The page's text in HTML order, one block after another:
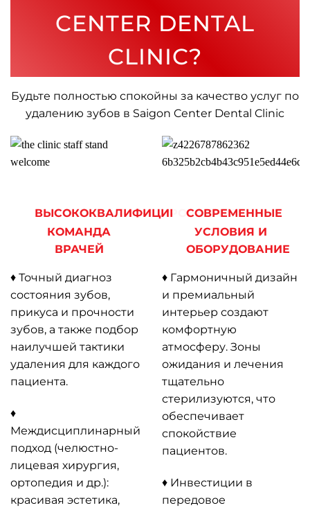
CENTER DENTAL
CLINIC?
Будьте полностью спокойны за качество услуг по
удалению зубов в Saigon Center Dental Clinic
ВЫСОКОКВАЛИФИЦИРОВАННАЯ
КОМАНДА
ВРАЧЕЙ
♦ Точный диагноз
состояния зубов,
прикуса и прочности
зубов, а также подбор
наилучшей тактики
удаления для каждого
пациента.
♦
Междисциплинарный
подход (челюстно-
лицевая хирургия,
ортопедия и др.):
красивая эстетика,
СОВРЕМЕННЫЕ
УСЛОВИЯ И
ОБОРУДОВАНИЕ
♦ Гармоничный дизайн
и премиальный
интерьер создают
комфортную
атмосферу. Зоны
ожидания и лечения
тщательно
стерилизуются, что
обеспечивает
спокойствие
пациентов.
♦ Инвестиции в
передовое